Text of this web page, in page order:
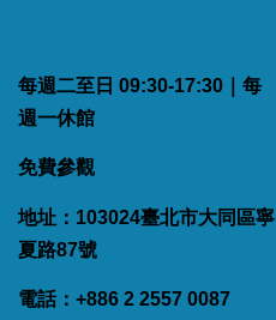
每週二至日 09:30-17:30｜每
週一休館
免費參觀
地址：103024臺北市大同區寧
夏路87號
電話：+886 2 2557 0087